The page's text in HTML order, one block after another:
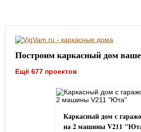
Построим каркасный дом
Ещё 677 проектов
Каркасный дом с
на 2 машины V211